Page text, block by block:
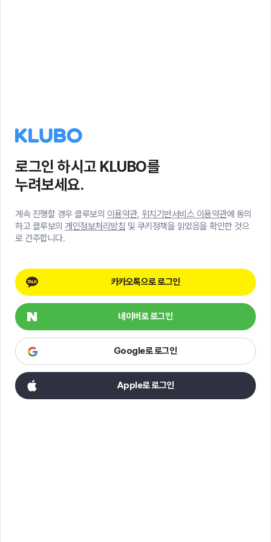
로그인 하시고 KLUBO를
누려보세요.
계속 진행할 경우 클루보의 이용약관, 위치기반서비스 이용약관에 동의
하고 클루보의 개인정보처리방침 및 쿠키정책을 읽었음을 확인한 것으
로 간주합니다.
카카오톡으로 로그인
네이버로 로그인
Google로 로그인
Apple로 로그인